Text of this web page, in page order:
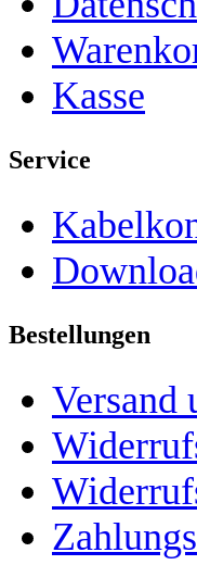
Kasse
Service
Bestellungen
Versand